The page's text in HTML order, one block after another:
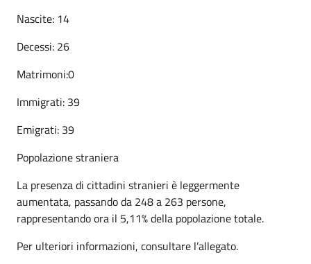
Nascite: 14
Decessi: 26
Matrimoni:0
Immigrati: 39
Emigrati: 39
Popolazione straniera
La presenza di cittadini stranieri è leggermente
aumentata, passando da 248 a 263 persone,
rappresentando ora il 5,11% della popolazione totale.
Per ulteriori informazioni, consultare l’allegato.